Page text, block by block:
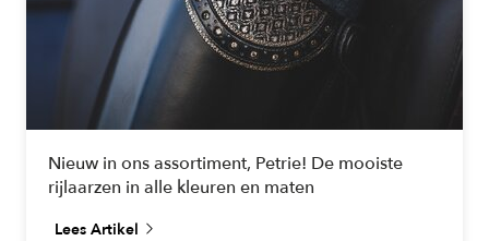
Nieuw in ons assortiment, Petrie! De mooiste
rijlaarzen in alle kleuren en maten
Lees Artikel